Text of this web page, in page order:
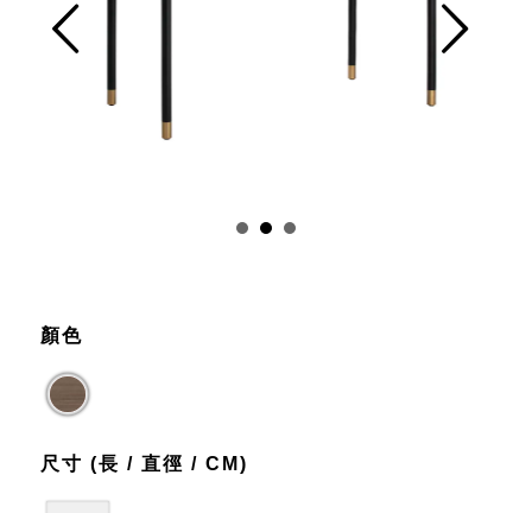
顏色
尺寸 (長 / 直徑 / CM)